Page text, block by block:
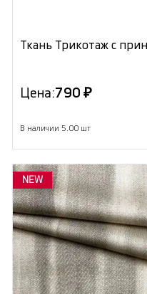
Ткань Трикотаж с
Цена:790 ₽
В наличии 5.00 шт
NEW